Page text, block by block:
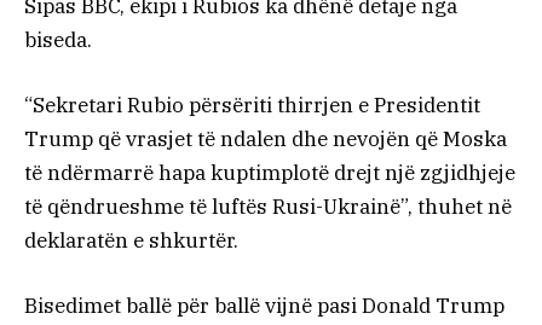
Sipas BBC, ekipi i Rubios ka dhënë detaje nga
biseda.
“Sekretari Rubio përsëriti thirrjen e Presidentit
Trump që vrasjet të ndalen dhe nevojën që Moska
të ndërmarrë hapa kuptimplotë drejt një zgjidhjeje
të qëndrueshme të luftës Rusi-Ukrainë”, thuhet në
deklaratën e shkurtër.
Bisedimet ballë për ballë vijnë pasi Donald Trump